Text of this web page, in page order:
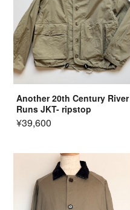
Another 20th Century River
Runs JKT- ripstop
¥39,600